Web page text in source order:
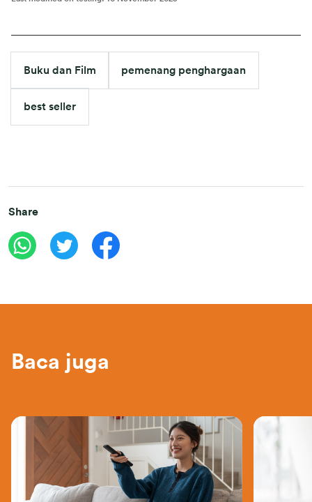
Buku dan Film pemenang penghargaan
best seller
Share
Baca juga